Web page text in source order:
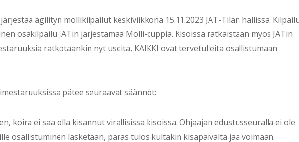
agilityn möllikilpailut keskiviikkona 15.11.2023 JAT-Tilan hallissa.
osakilpailu JATin järjestämää Mölli-cuppia. Kisoissa ratkaistaan myös JATin
ratkotaankin nyt useita, KAIKKI ovat tervetulleita osallistumaan
pätee seuraavat säännöt:
koira ei saa olla kisannut virallisissa kisoissa. Ohjaajan edustusseuralla ei ole
osallistuminen lasketaan, paras tulos kultakin kisapäivältä jää voimaan.